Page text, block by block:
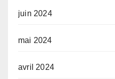
juin 2024
mai 2024
avril 2024